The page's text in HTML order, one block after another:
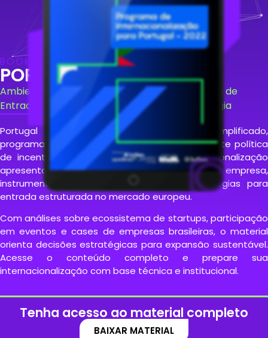
BOOKS DE INTERNACIONALIZAÇÃO
PORTUGAL
Ambiente de Negócios, Incentivos e Estratégias de
Entrada para Empresas Brasileiras de Tecnologia
Portugal combina ambiente regulatório simplificado,
programas como Startup Visa e Tech Visa e forte política
de incentivo à inovação. O Book de Internacionalização
apresenta processos de abertura de empresa,
instrumentos públicos de fomento e estratégias para
entrada estruturada no mercado europeu.
Com análises sobre ecossistema de startups, participação
em eventos e cases de empresas brasileiras, o material
orienta decisões estratégicas para expansão sustentável.
Acesse o conteúdo completo e prepare sua
internacionalização com base técnica e institucional.
Tenha acesso ao material completo
BAIXAR MATERIAL